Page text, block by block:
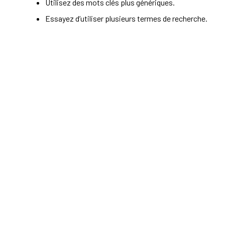
Utilisez des mots clés plus génériques.
Essayez d’utiliser plusieurs termes de recherche.